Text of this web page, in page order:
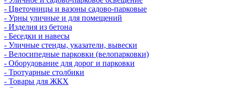
- Цветочницы и вазоны садово-парковые
- Урны уличные и для помещений
- Изделия из бетона
- Беседки и навесы
- Уличные стенды, указатели, вывески
- Велосипедные парковки (велопарковки)
- Оборудование для дорог и парковки
- Тротуарные столбики
- Товары для ЖКХ